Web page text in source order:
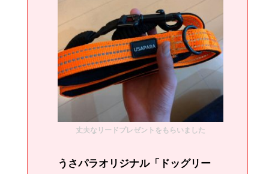
丈夫なリードプレゼントをもらいました
うさパラオリジナル「ドッグリー